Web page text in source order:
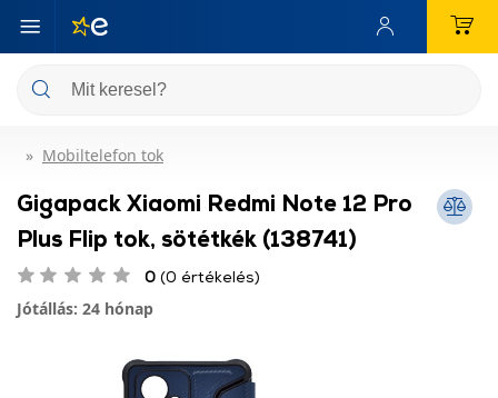
Mobiltelefon tok
Gigapack Xiaomi Redmi Note 12 Pro
Plus Flip tok, sötétkék (138741)
0 (0 értékelés)
Jótállás: 24 hónap